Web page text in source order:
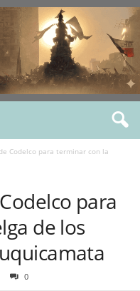
Codelco para terminar con la
para
de los
0